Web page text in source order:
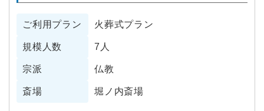
ご利用プラン 火葬式プラン
規模人数 7人
宗派 仏教
斎場 堀ノ内斎場